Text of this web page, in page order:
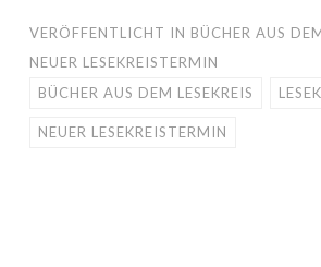
VERÖFFENTLICHT IN BÜCHER AUS
NEUER LESEKREISTERMIN
BÜCHER AUS DEM LESEKREIS
NEUER LESEKREISTERMIN